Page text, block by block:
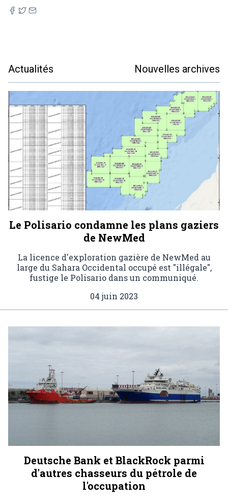
Actualités Nouvelles archives
Le Polisario condamne les plans gaziers
de NewMed
La licence d'exploration gazière de NewMed au
large du Sahara Occidental occupé est "illégale",
fustige le Polisario dans un communiqué.
04 juin 2023
Deutsche Bank et BlackRock parmi
d'autres chasseurs du pétrole de
l'occupation